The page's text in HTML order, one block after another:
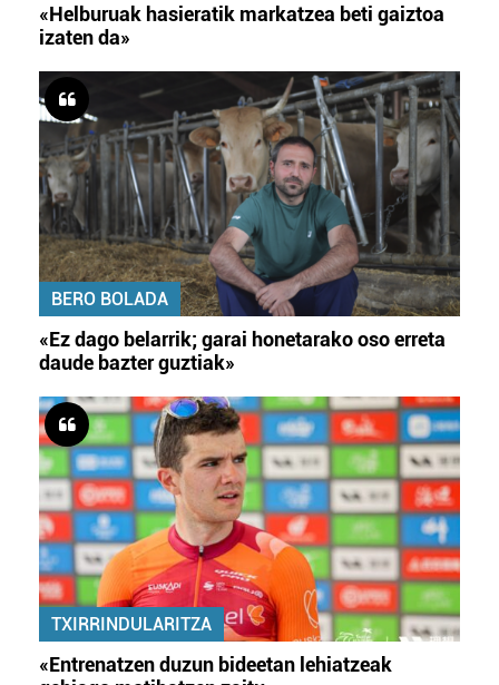
«Helburuak hasieratik markatzea beti gaiztoa
izaten da»
BERO BOLADA
«Ez dago belarrik; garai honetarako oso erreta
daude bazter guztiak»
TXIRRINDULARITZA
«Entrenatzen duzun bideetan lehiatzeak